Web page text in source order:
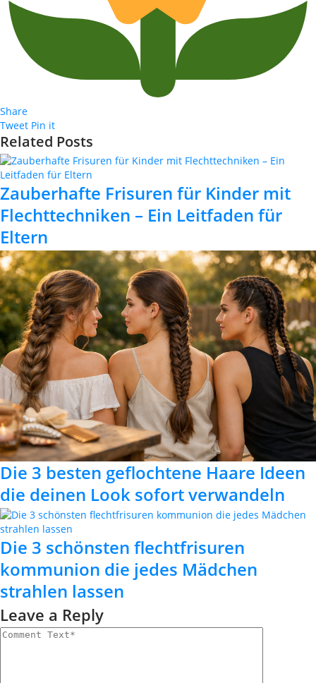
Share
Tweet Pin it
Related Posts
Zauberhafte Frisuren für Kinder mit
Flechttechniken – Ein Leitfaden für
Eltern
Die 3 besten geflochtene Haare Ideen
die deinen Look sofort verwandeln
Die 3 schönsten flechtfrisuren
kommunion die jedes Mädchen
strahlen lassen
Leave a Reply